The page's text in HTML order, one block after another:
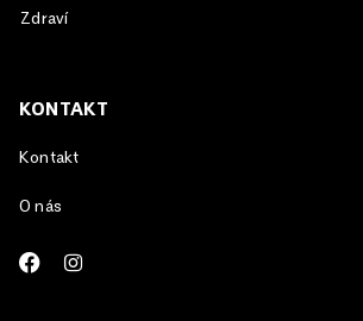
Zdraví
KONTAKT
Kontakt
O nás